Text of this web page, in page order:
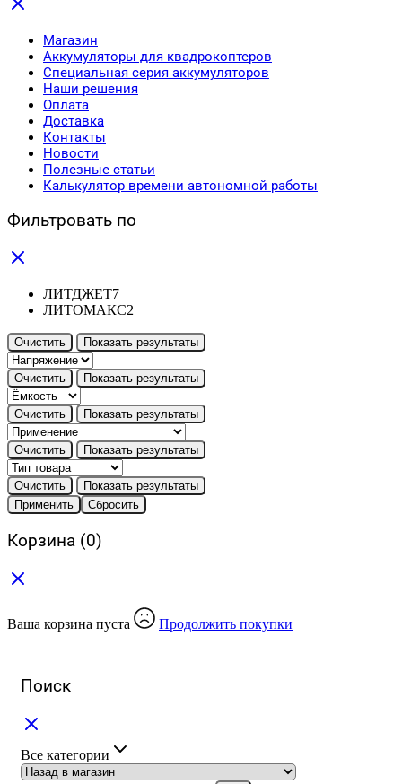
Магазин
Аккумуляторы для квадрокоптеров
Специальная серия аккумуляторов
Наши решения
Оплата
Доставка
Контакты
Новости
Полезные статьи
Калькулятор времени автономной работы
Фильтровать по
ЛИТДЖЕТ7
ЛИТОМАКС2
Очистить Показать результаты
Очистить Показать результаты
Очистить Показать результаты
Очистить Показать результаты
Очистить
Показать результаты
Применить
Сбросить
Корзина (0)
Ваша корзина пуста Продолжить покупки
Поиск
Все категории